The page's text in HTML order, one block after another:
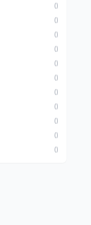
()
()
()
()
()
()
()
()
()
()
()